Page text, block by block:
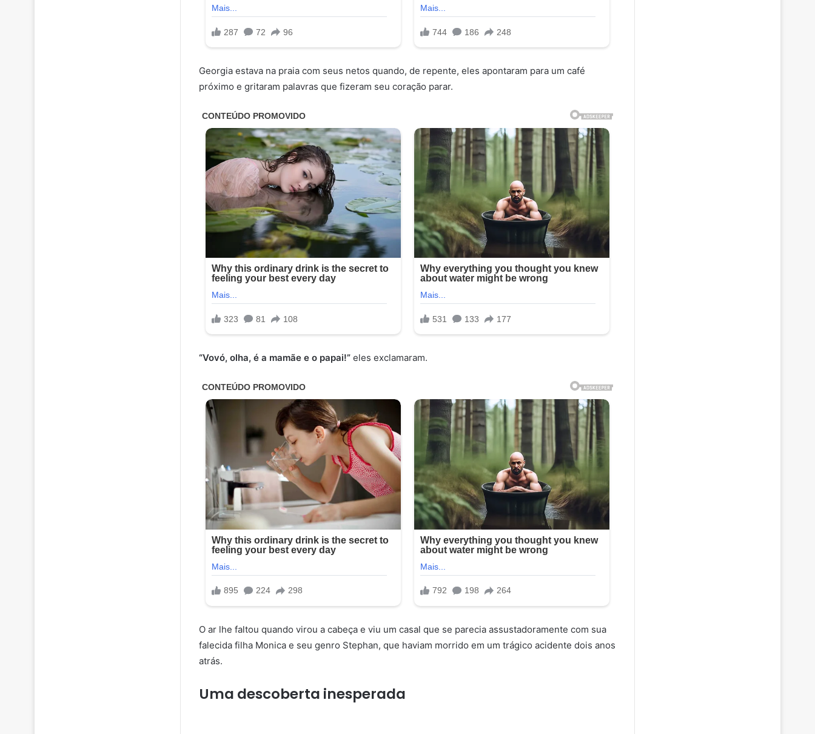
Georgia estava na praia com seus netos quando, de repente, eles apontaram para um café
próximo e gritaram palavras que fizeram seu coração parar.
“Vovó, olha, é a mamãe e o papai!” eles exclamaram.
O ar lhe faltou quando virou a cabeça e viu um casal que se parecia assustadoramente com sua
falecida filha Monica e seu genro Stephan, que haviam morrido em um trágico acidente dois anos
atrás.
Uma descoberta inesperada